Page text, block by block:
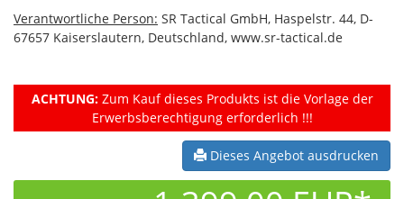
Verantwortliche Person: SR Tactical GmbH, Haspelstr. 44, D-
67657 Kaiserslautern, Deutschland, www.sr-tactical.de
ACHTUNG:Zum Kauf dieses Produkts ist die Vorlage der
Erwerbsberechtigung erforderlich !!!
Dieses Angebot ausdrucken